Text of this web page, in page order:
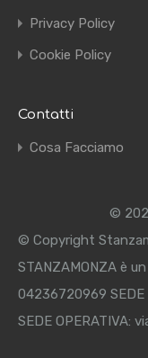
Privacy Policy
Cookie Policy
Contatti
Cosa Facciamo
©
© Copyright
STANZAMONZA è
04236720969 SEDE
SEDE OPERATIVA: